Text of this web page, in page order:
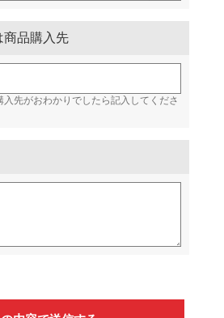
商品購入先
先がおわかりでしたら記入してくださ